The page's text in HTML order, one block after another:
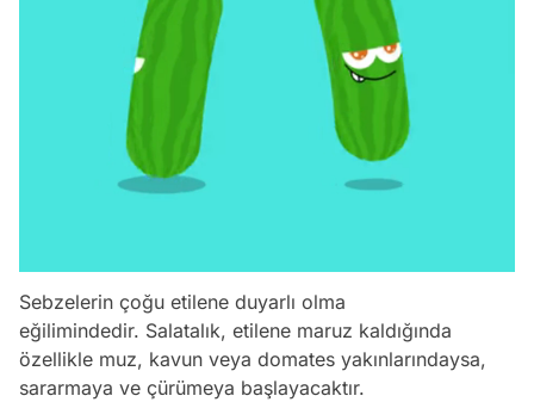
Sebzelerin çoğu etilene duyarlı olma
eğilimindedir. Salatalık, etilene maruz kaldığında
özellikle muz, kavun veya domates yakınlarındaysa,
sararmaya ve çürümeya başlayacaktır.